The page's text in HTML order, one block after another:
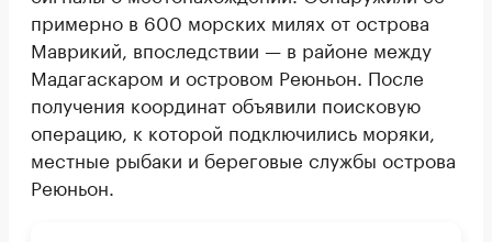
примерно в 600 морских милях от острова
Маврикий, впоследствии — в районе между
Мадагаскаром и островом Реюньон. После
получения координат объявили поисковую
операцию, к которой подключились моряки,
местные рыбаки и береговые службы острова
Реюньон.